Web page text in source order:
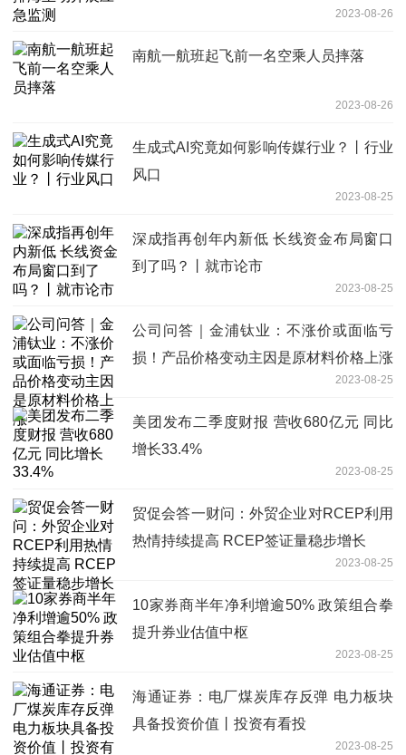
2023-08-26
南航一航班起飞前一名空乘人员摔落
2023-08-26
生成式AI究竟如何影响传媒行业？丨行业
风口
2023-08-25
深成指再创年内新低 长线资金布局窗口
到了吗？丨就市论市
2023-08-25
公司问答｜金浦钛业：不涨价或面临亏
损！产品价格变动主因是原材料价格上涨
2023-08-25
美团发布二季度财报 营收680亿元 同比
增长33.4%
2023-08-25
贸促会答一财问：外贸企业对RCEP利用
热情持续提高 RCEP签证量稳步增长
2023-08-25
10家券商半年净利增逾50% 政策组合拳
提升券业估值中枢
2023-08-25
海通证券：电厂煤炭库存反弹 电力板块
具备投资价值丨投资有看投
2023-08-25